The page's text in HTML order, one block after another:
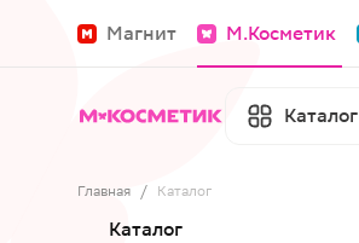
Магнит М.Косметик
Каталог
Главная / Каталог
Каталог